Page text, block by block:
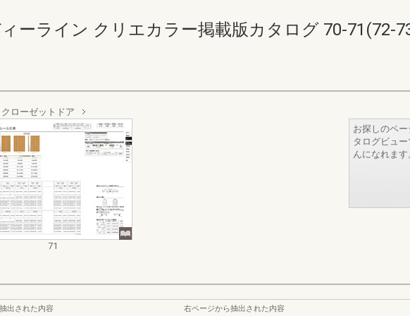
ーライン クリエカラー掲載版カタログ 70-71(72-
クローゼットドア
71
お探しのペ
タログビュ
んになれます
出された内容
右ページから抽出された内容